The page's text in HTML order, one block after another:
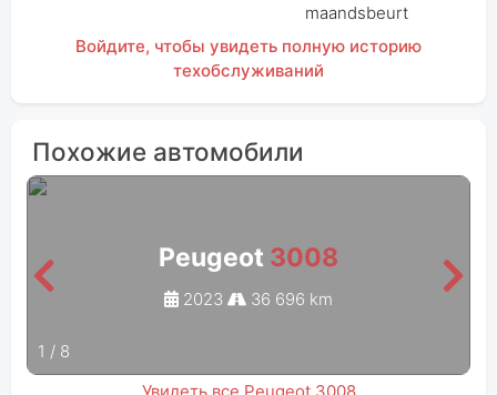
maandsbeurt
Войдите, чтобы увидеть полную историю
техобслуживаний
Похожие автомобили
Peugeot 3008
2023 36 696 km
1 / 8
Увидеть все Peugeot 3008